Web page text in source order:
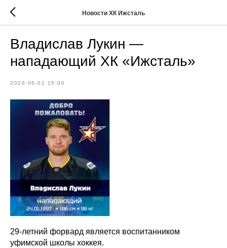
Новости ХК Ижсталь
Владислав Лукин —
нападающий ХК «Ижсталь»
2026-06-01 15:00
29-летний форвард является воспитанником
уфимской школы хоккея.